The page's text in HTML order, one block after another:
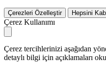
Çerezleri Özelleştir Hepsini
Çerez Kullanımı
Çerez tercihlerinizi aşağıdan
detaylı bilgi için açıklamaları